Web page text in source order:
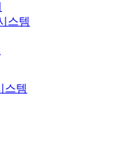
스템
스템